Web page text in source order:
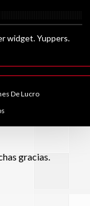
widget. Yuppers.
De Lucro
gracias.